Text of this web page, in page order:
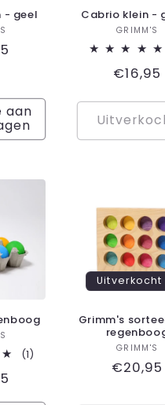
- geel
aan
Cabrio klein -
GRIMM'S
€16,95
(1)
Uitverkocht
Grimm's
GRIMM'S
Normale
€20,95